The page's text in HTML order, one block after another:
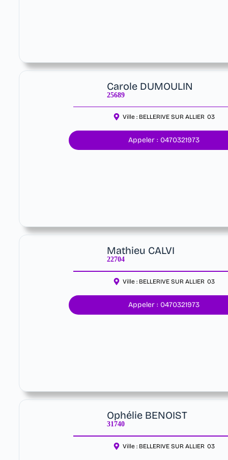
Carole DUMOULIN
25689
Ville : BELLERIVE SUR ALLIER 03
Appeler : 0470321973
Mathieu CALVI
22704
Ville : BELLERIVE SUR ALLIER 03
Appeler : 0470321973
Ophélie BENOIST
31740
Ville : BELLERIVE SUR ALLIER 03